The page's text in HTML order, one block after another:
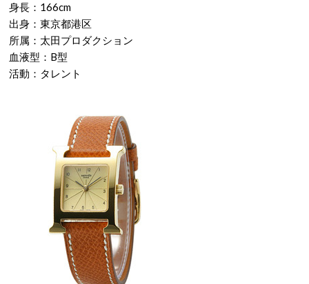
身長：166cm
出身：東京都港区
所属：太田プロダクション
血液型：B型
活動：タレント